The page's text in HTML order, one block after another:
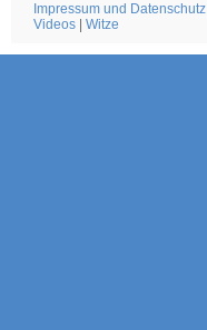
Impressum und Datenschutz
Videos
Witze